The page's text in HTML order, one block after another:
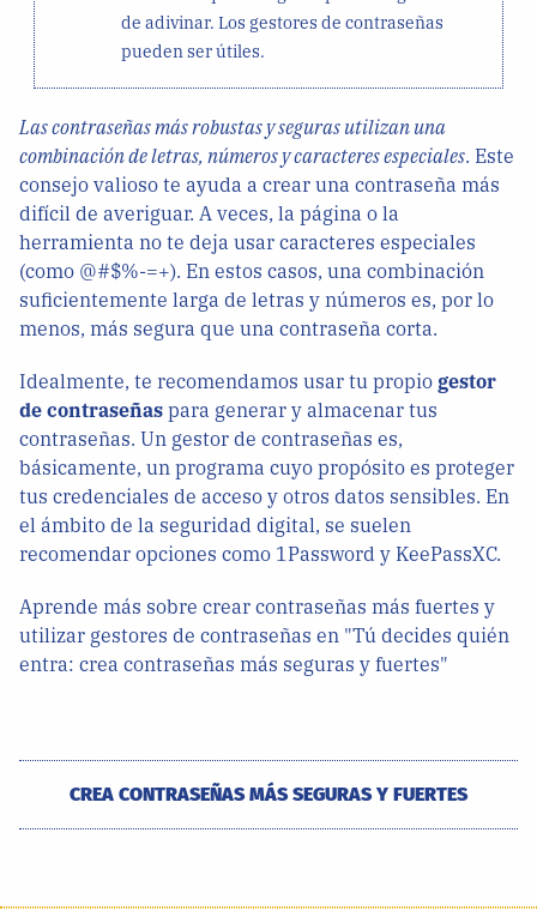
de adivinar. Los gestores de contraseñas
pueden ser útiles.
Las contraseñas más robustas y seguras utilizan una
combinación de letras, números y caracteres especiales. Este
consejo valioso te ayuda a crear una contraseña más
difícil de averiguar. A veces, la página o la
herramienta no te deja usar caracteres especiales
(como @#$%-=+). En estos casos, una combinación
suficientemente larga de letras y números es, por lo
menos, más segura que una contraseña corta.
Idealmente, te recomendamos usar tu propio gestor
de contraseñas para generar y almacenar tus
contraseñas. Un gestor de contraseñas es,
básicamente, un programa cuyo propósito es proteger
tus credenciales de acceso y otros datos sensibles. En
el ámbito de la seguridad digital, se suelen
recomendar opciones como 1Password y KeePassXC.
Aprende más sobre crear contraseñas más fuertes y
utilizar gestores de contraseñas en "Tú decides quién
entra: crea contraseñas más seguras y fuertes"
CREA CONTRASEÑAS MÁS SEGURAS Y FUERTES